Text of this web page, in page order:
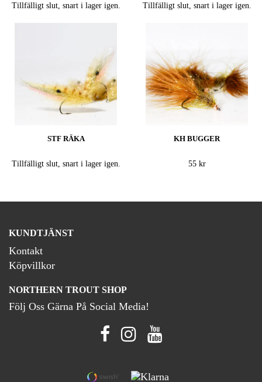
Tillfälligt slut, snart i lager igen. Tillfälligt slut, snart i lager igen.
STF RÄKA
Tillfälligt slut, snart i lager igen.
KH BUGGER
55 kr
KUNDTJÄNST
Kontakt
Köpvillkor
NORTHERN TROUT SHOP
Följ Oss Gärna På Social Media!